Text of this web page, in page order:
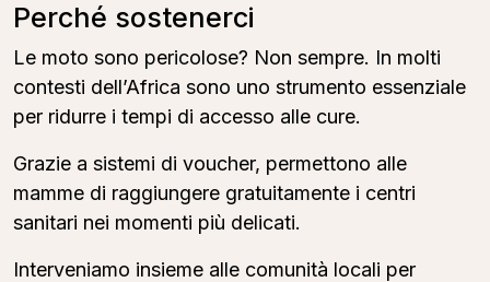
Perché sostenerci
Le moto sono pericolose? Non sempre. In molti
contesti dell’Africa sono uno strumento essenziale
per ridurre i tempi di accesso alle cure.
Grazie a sistemi di voucher, permettono alle
mamme di raggiungere gratuitamente i centri
sanitari nei momenti più delicati.
Interveniamo insieme alle comunità locali per